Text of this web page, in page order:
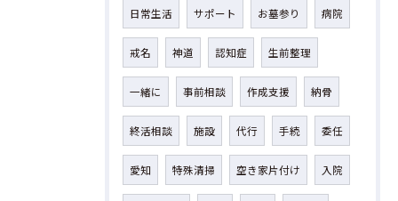
日常生活 サポート お墓参り 病院
戒名 神道 認知症 生前整理
一緒に 事前相談 作成支援 納骨
終活相談 施設 代行 手続 委任
愛知 特殊清掃 空き家片付け 入院